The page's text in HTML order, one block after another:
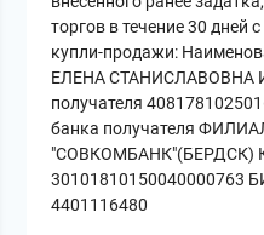
торгов в течение 30 дней
купли-продажи:
ЕЛЕНА СТАНИСЛАВОВНА
получателя
банка получателя
"СОВКОМБАНК"(БЕРДСК)
30101810150040000763
4401116480